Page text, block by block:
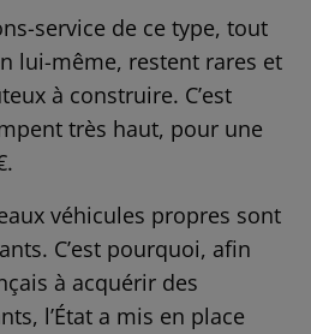
service de ce type, tout
lui-même, restent rares et
à construire. C’est
très haut, pour une
véhicules propres sont
C’est pourquoi, afin
à acquérir des
l’État a mis en place